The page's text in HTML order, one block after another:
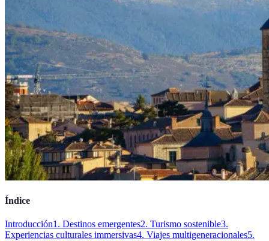
Índice
Introducción1. Destinos emergentes2. Turismo sostenible3.
Experiencias culturales immersivas4. Viajes multigeneracionales5.